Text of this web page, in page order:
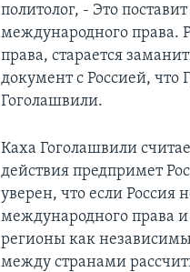
политолог, - Это
международного права.
права, старается
документ с Россией, что
Гоголашвили.
Каха Гоголашвили
действия предпримет
уверен, что если Россия
международного права и
регионы как
между странами